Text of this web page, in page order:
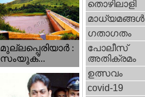
മുല്ലപ്പെരിയാര്‍ :
സംയുക്...
തൊഴിലാളി
മാധ്യമങ്ങള്‍
ഗതാഗതം
പോലീസ്‌
അതിക്രമം
ഉത്സവം
covid-19